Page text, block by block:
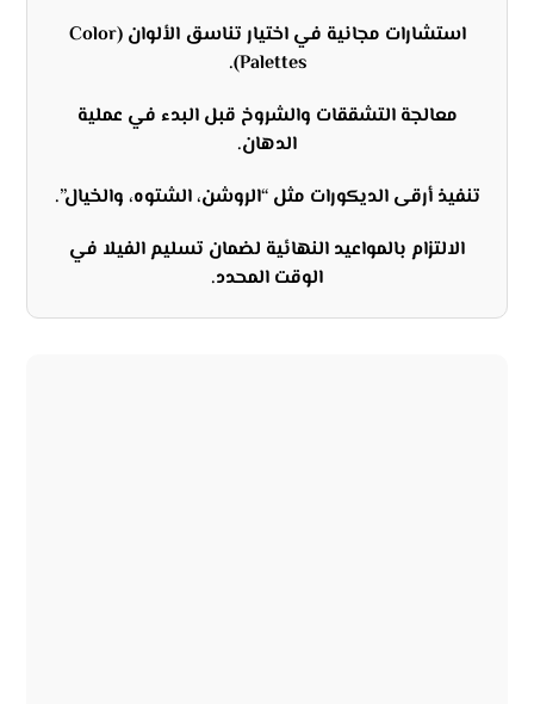
استشارات مجانية في اختيار تناسق الألوان (Color
Palettes).
معالجة التشققات والشروخ قبل البدء في عملية
الدهان.
تنفيذ أرقى الديكورات مثل “الروشن، الشتوه، والخيال”.
الالتزام بالمواعيد النهائية لضمان تسليم الفيلا في
الوقت المحدد.